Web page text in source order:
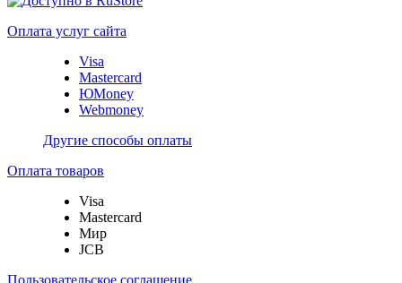
Оплата услуг сайта
Visa
Mastercard
ЮMoney
Webmoney
Другие способы оплаты
Оплата товаров
Visa
Mastercard
Мир
JCB
Пользовательское соглашение